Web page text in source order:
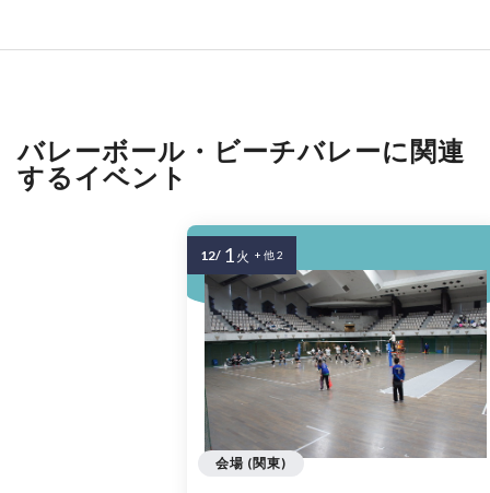
バレーボール・ビーチバレーに関連
するイベント
会場 (関東)
12/ 1 火 + 他 2